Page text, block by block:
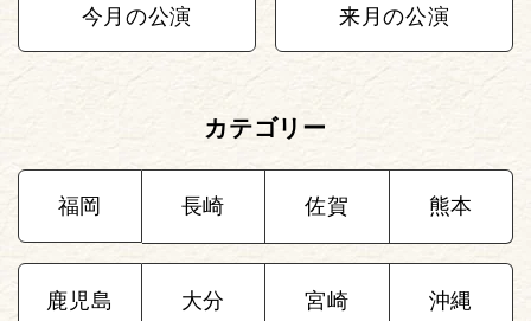
今月の公演 来月の公演
カテゴリー
福岡 長崎 佐賀 熊本
鹿児島 大分 宮崎 沖縄